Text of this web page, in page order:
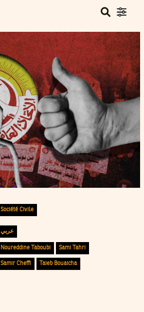
Société Civile
عربي
Noureddine Taboubi Sami Tahri
Samir Cheffi Taieb Bouaicha